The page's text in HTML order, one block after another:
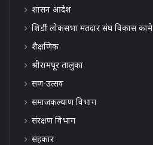
शासन आदेश
शिर्डी लोकसभा मतदार संघ विकास कामे
शैक्षणिक
श्रीरामपूर तालुका
सण-उत्सव
समाजकल्याण विभाग
संरक्षण विभाग
सहकार